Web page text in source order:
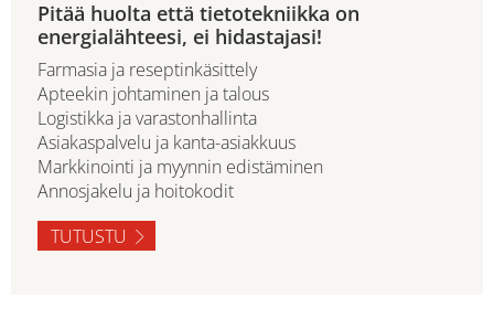
Pitää huolta että tietotekniikka on
energialähteesi, ei hidastajasi!
Farmasia ja reseptinkäsittely
Apteekin johtaminen ja talous
Logistikka ja varastonhallinta
Asiakaspalvelu ja kanta-asiakkuus
Markkinointi ja myynnin edistäminen
Annosjakelu ja hoitokodit
TUTUSTU